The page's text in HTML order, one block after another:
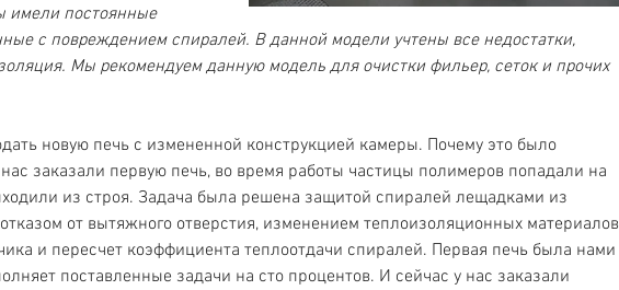
имели постоянные
с повреждением спиралей. В данной модели учтены все недостатки,
Мы рекомендуем данную модель для очистки фильер, сеток и прочих
новую печь с измененной конструкцией камеры. Почему это было
заказали первую печь, во время работы частицы полимеров попадали на
из строя. Задача была решена защитой спиралей лещадками из
от вытяжного отверстия, изменением теплоизоляционных материалов
и пересчет коэффициента теплоотдачи спиралей. Первая печь была нами
поставленные задачи на сто процентов. И сейчас у нас заказали